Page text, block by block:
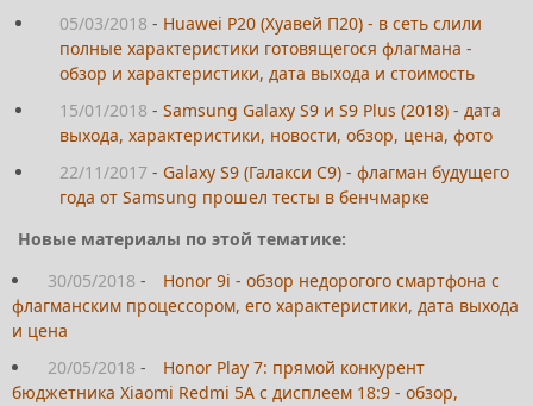
05/03/2018 - Huawei P20 (Хуавей П20) - в сеть слили
полные характеристики готовящегося флагмана -
обзор и характеристики, дата выхода и стоимость
15/01/2018 - Samsung Galaxy S9 и S9 Plus (2018) - дата
выхода, характеристики, новости, обзор, цена, фото
22/11/2017 - Galaxy S9 (Галакси С9) - флагман будущего
года от Samsung прошел тесты в бенчмарке
Новые материалы по этой тематике:
30/05/2018 -
Honor 9i - обзор недорогого смартфона с
флагманским процессором, его характеристики, дата выхода
и цена
20/05/2018 -
Honor Play 7: прямой конкурент
бюджетника Xiaomi Redmi 5A с дисплеем 18:9 - обзор,